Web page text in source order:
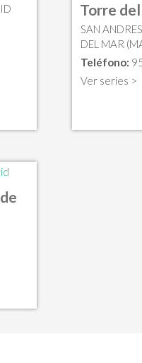
Torre
SAN
DEL MAR
Teléfono:
Ver series >